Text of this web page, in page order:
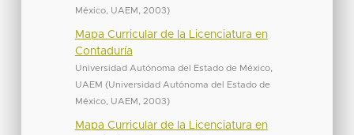
México, UAEM
2003)
Mapa Curricular de la Licenciatura en
Contaduría
Universidad Autónoma del Estado de México,
UAEM (Universidad Autónoma del Estado de
México, UAEM
2003)
Mapa Curricular de la Licenciatura en